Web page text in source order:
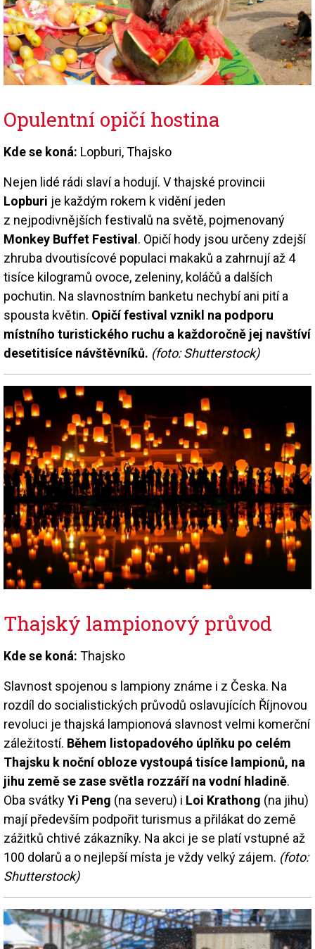
Opulentní opičí hostina
Kde se koná: Lopburi, Thajsko
Nejen lidé rádi slaví a hodují. V thajské provincii
Lopburi je každým rokem k vidění jeden
z nejpodivnějších festivalů na světě, pojmenovaný
Monkey Buffet Festival . Opičí hody jsou určeny zdejší
zhruba dvoutisícové populaci makaků a zahrnují až 4
tisíce kilogramů ovoce, zeleniny, koláčů a dalších
pochutin. Na slavnostním banketu nechybí ani pití a
spousta květin. Opičí festival vznikl na podporu
místního turistického ruchu a každoročně jej navštíví
desetitisíce návštěvníků. (foto: Shutterstock)
Thajský lampionový průvod
Kde se koná: Thajsko
Slavnost spojenou s lampiony známe i z Česka. Na
rozdíl do socialistických průvodů oslavujících Říjnovou
revoluci je thajská lampionová slavnost velmi komerční
záležitostí. Během listopadového úplňku po celém
Thajsku k noční obloze vystoupá tisíce lampionů, na
jihu země se zase světla rozzáří na vodní hladině.
Oba svátkyYi Peng (na severu) i Loi Krathong (na jihu)
mají především podpořit turismus a přilákat do země
zážitků chtivé zákazníky. Na akci je se platí vstupné až
100 dolarů a o nejlepší místa je vždy velký zájem. (foto:
Shutterstock)